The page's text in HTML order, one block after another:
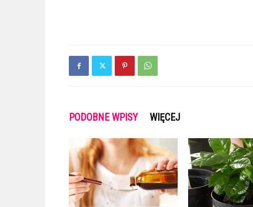
PODOBNE WPISY WIĘCEJ